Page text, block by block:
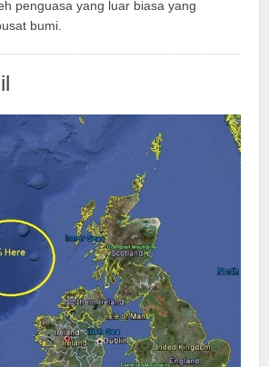
penguasa yang luar biasa yang
bumi.